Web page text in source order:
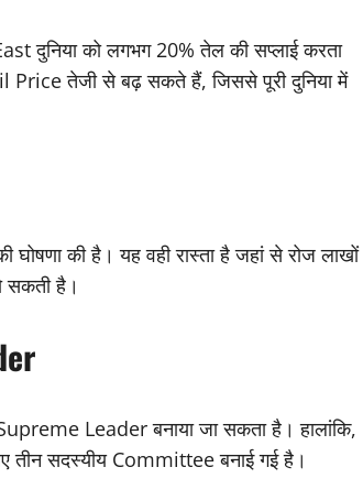
दुनिया को लगभग 20% तेल की सप्लाई करता
Price तेजी से बढ़ सकते हैं, जिससे पूरी दुनिया में
की है। यह वही रास्ता है जहां से रोज लाखों
सकती है।
Leader बनाया जा सकता है। हालांकि,
तीन सदस्यीय Committee बनाई गई है।